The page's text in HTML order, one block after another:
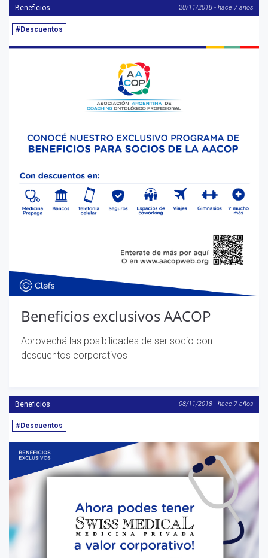
Beneficios 20/11/2018 - hace 7 años
#Descuentos
Beneficios exclusivos AACOP
Aprovechá las posibilidades de ser socio con
descuentos corporativos
Beneficios 08/11/2018 - hace 7 años
#Descuentos